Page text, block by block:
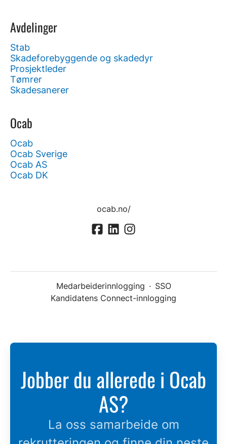
Avdelinger
Stab
Skadeforebyggende og skadedyr
Prosjektleder
Tømrer
Skadesanerer
Ocab
Ocab
Ocab Sverige
Ocab AS
Ocab DK
ocab.no/
Medarbeiderinnlogging · SSO
Kandidatens Connect-innlogging
Jobber du allerede i Ocab
AS?
La oss samarbeide om